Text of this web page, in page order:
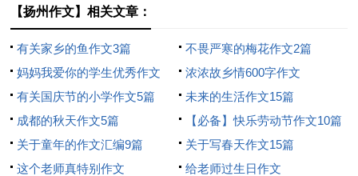
【扬州作文】相关文章：
有关家乡的鱼作文3篇
不畏严寒的梅花作文2篇
妈妈我爱你的学生优秀作文
浓浓故乡情600字作文
有关国庆节的小学作文5篇
未来的生活作文15篇
成都的秋天作文5篇
【必备】快乐劳动节作文10篇
关于童年的作文汇编9篇
关于写春天作文15篇
这个老师真特别作文
给老师过生日作文